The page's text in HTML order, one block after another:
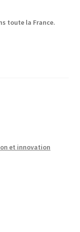
toute la France.
et innovation